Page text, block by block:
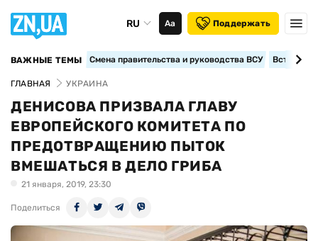
RU Аа Поддержать
ВАЖНЫЕ ТЕМЫ Смена правительства и руководства ВСУ
ГЛАВНАЯ УКРАИНА
ДЕНИСОВА ПРИЗВАЛА ГЛАВУ
ЕВРОПЕЙСКОГО КОМИТЕТА ПО
ПРЕДОТВРАЩЕНИЮ ПЫТОК
ВМЕШАТЬСЯ В ДЕЛО ГРИБА
21 января, 2019, 23:30
Поделиться